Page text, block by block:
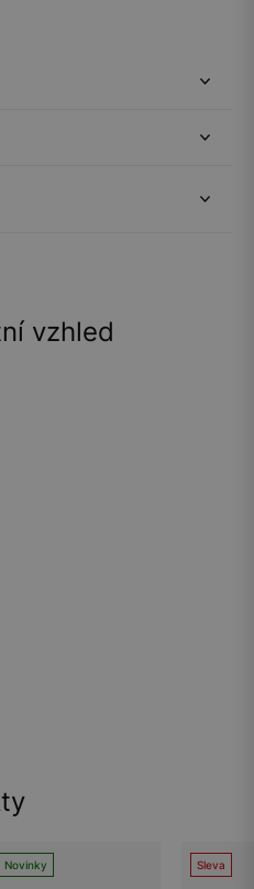
vzhled
Novinky Sleva